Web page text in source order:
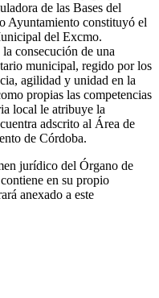
de las Bases del
Ayuntamiento constituyó el
del Excmo.
consecución de una
municipal, regido por los
agilidad y unidad en la
propias las competencias
local le atribuye la
adscrito al Área de
de Córdoba.
jurídico del Órgano de
en su propio
anexado a este